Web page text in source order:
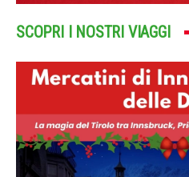
SCOPRI I NOSTRI VIAGGI